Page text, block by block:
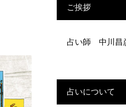
ご挨拶
占い師 中川昌
占いについて